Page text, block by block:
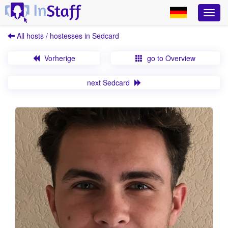
All hosts / hostesses in Sedcard
Vorherige go to Overview
next Sedcard